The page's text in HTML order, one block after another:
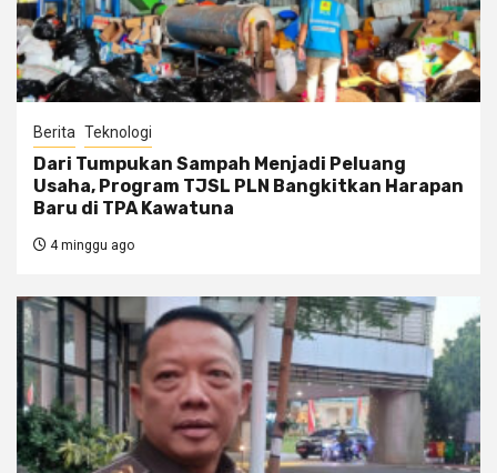
Berita Teknologi
Dari Tumpukan Sampah Menjadi Peluang
Usaha, Program TJSL PLN Bangkitkan Harapan
Baru di TPA Kawatuna
4 minggu ago